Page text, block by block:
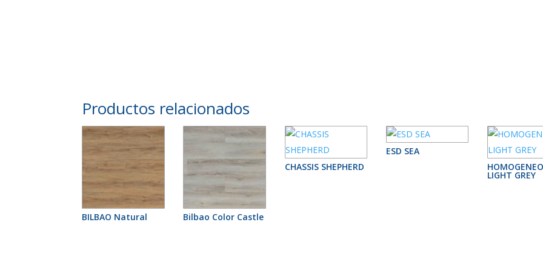
Productos relacionados
BILBAO Natural Bilbao Color Castle
CHASSIS SHEPHERD
ESD SEA
LIGHT GREY